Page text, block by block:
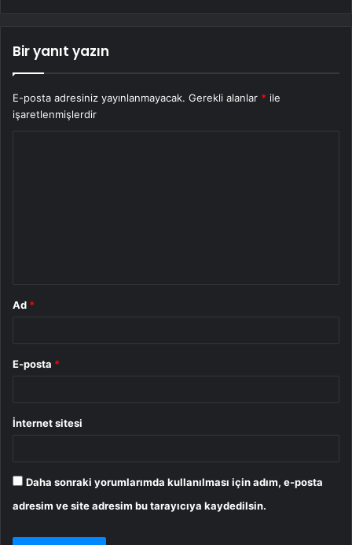
Bir yanıt yazın
E-posta adresiniz yayınlanmayacak. Gerekli alanlar * ile
işaretlenmişlerdir
Ad *
E-posta *
İnternet sitesi
Daha sonraki yorumlarımda kullanılması için adım, e-posta
adresim ve site adresim bu tarayıcıya kaydedilsin.